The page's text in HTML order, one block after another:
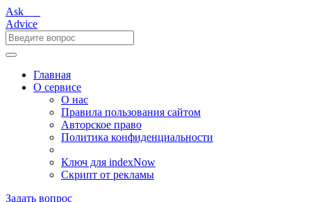
Ask___
Advice
Главная
О сервисе
О нас
Правила пользования сайтом
Авторское право
Политика конфиденциальности
Ключ для indexNow
Скрипт от рекламы
Задать вопрос